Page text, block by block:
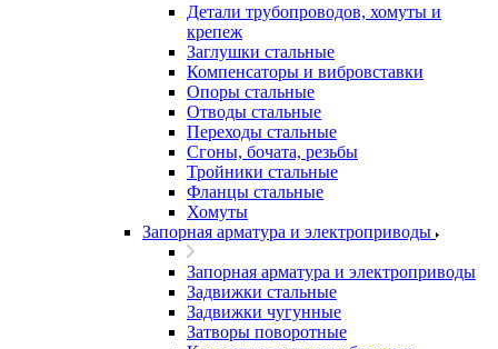
Детали трубопроводов, хомуты и
крепеж
Заглушки стальные
Компенсаторы и вибровставки
Опоры стальные
Отводы стальные
Переходы стальные
Сгоны, бочата, резьбы
Тройники стальные
Фланцы стальные
Хомуты
Запорная арматура и электроприводы
Запорная арматура и электроприводы
Задвижки стальные
Задвижки чугунные
Затворы поворотные